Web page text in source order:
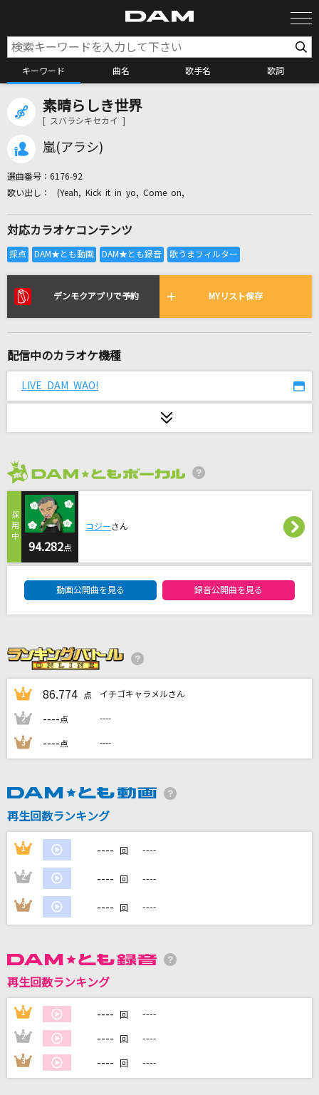
キーワード 曲名 歌手名 歌詞
カラオケ検索
全国りれき
リアルタイムで歌われている曲の一覧
[生音]さよならエレジー
雪の華
Official髭男dism
[生音]ただ君に晴れ
スピカ
ロクデナシ
やさしいキスをして
DREAMS COME TRUE
シルエット
KANA-BOON
エイミー
[生音]未来
コブクロ
DAMの新曲・ランキングなど
DAMに会員登録・ログインして
カラオケをもっと楽しもう！
素晴らしき世界
[ スバラシキセカイ ]
嵐(アラシ)
選曲番号： 6176-92
(Yeah, Kick it in yo, Come on,
対応カラオケコンテンツ
デンモクアプリで予約 MYリスト保存
配信中のカラオケ機種
LIVE DAM WAO!
94.282点
コジーさん
動画公開曲を見る 録音公開曲を見る
1 86.774 点 イチゴキャラメルさん
2 ----点 ----
3 ----点 ----
再生回数ランキング
1 ---- 回 ----
2 ---- 回 ----
3 ---- 回 ----
再生回数ランキング
1 ---- 回 ----
2 ---- 回 ----
3 ---- 回 ----